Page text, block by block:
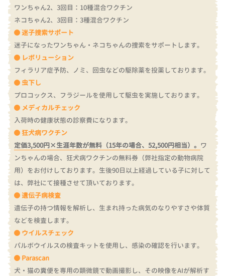
ワンちゃん2、3回目：10種混合ワクチン
ネコちゃん2、3回目：3種混合ワクチン
迷子捜索サポート
迷子になったワンちゃん・ネコちゃんの捜索をサポートします。
レボリューション
フィラリア症予防、ノミ、回虫などの駆除薬を投薬しております。
虫下し
プロコックス、フラジールを使用して駆虫を実施しております。
メディカルチェック
入荷時の健康状態の診察費になります。
狂犬病ワクチン
定価3,500円×生涯年数が無料（15年の場合、52,500円相当）。 ワ
ンちゃんの場合、狂犬病ワクチンの無料券（弊社指定の動物病院
用）をお付けしております。 生後90日以上経過している子に対して
は、弊社にて接種させて頂いております。
遺伝子病検査
遺伝子の持つ情報を解析し、生まれ持った病気のなりやすさや体質
などを検査します。
ウイルスチェック
パルボウイルスの検査キットを使用し、感染の確認を行います。
Parascan
犬・猫の糞便を専用の顕微鏡で動画撮影し、その映像をAIが解析す